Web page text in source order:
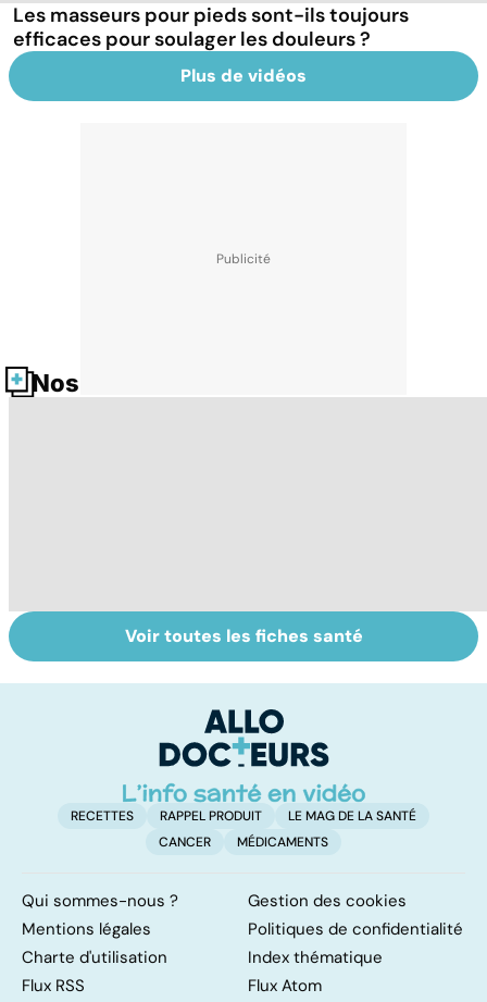
Les masseurs pour pieds sont-ils toujours
efficaces pour soulager les douleurs ?
Plus de vidéos
Nos fiches santé
Comment tenir
ses bonnes
Muscler ses
abdos pour
ventre plat
Voir toutes les fiches santé
RECETTES RAPPEL PRODUIT
LE MAG DE LA SANTÉ
CANCER
MÉDICAMENTS
Qui sommes-nous ?
Gestion des cookies
Mentions légales
Politiques de confidentialité
Charte d'utilisation
Index thématique
Flux RSS
Flux Atom